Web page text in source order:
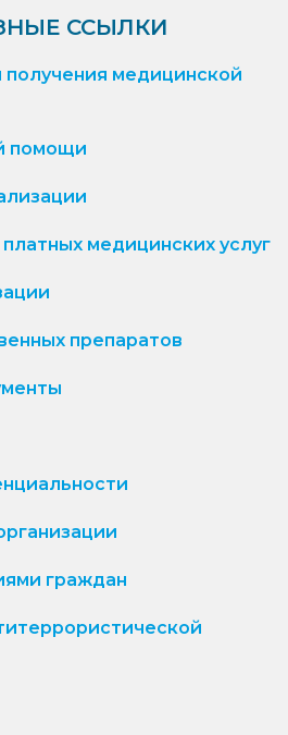
ССЫЛКИ
медицинской
помощи
медицинских услуг
препаратов
граждан